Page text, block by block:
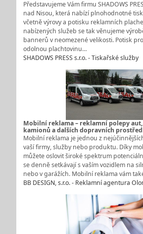
Představujeme Vám firmu SHADOWS
nad Nisou, která nabízí plnohodnotné
včetně výrovy a potisku reklamních
nabízených služeb se tak věnujeme
bannerů v neomezené velikosti. Potisk
odolnou plachtovinu…
SHADOWS PRESS s.r.o. - Tiskařské služby
Mobilní reklama – reklamní polepy
kamionů a dalších dopravních
Mobilní reklama je jednou z
vaší firmy, služby nebo produktu. Díky
můžete oslovit široké spektrum
se denně setkávají s vaším vozidlem na
nebo v garážích. Mobilní reklama vám
BB DESIGN, s.r.o. - Reklamní agentura